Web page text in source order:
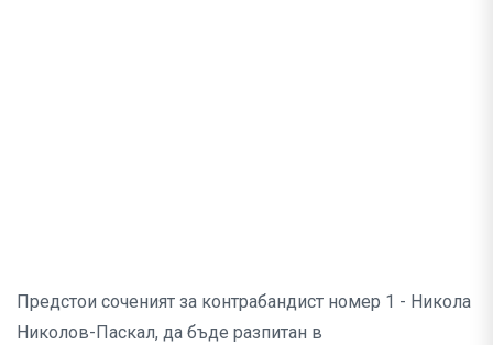
Предстои соченият за контрабандист номер 1 - Никола
Николов-Паскал, да бъде разпитан в